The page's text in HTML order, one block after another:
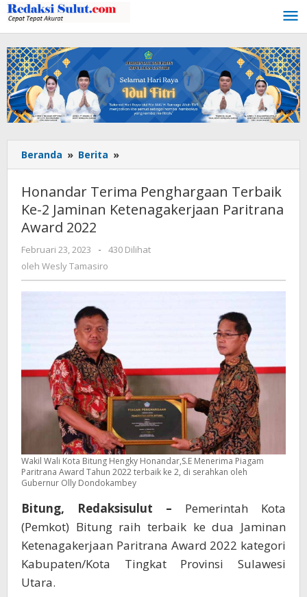
Lewati
ke
konten
Beranda » Berita »
Terima
Penghargaan
Terbaik
Ke-
Ketenagakerjaan
Award
Honandar Terima Penghargaan Terbaik
Ke-2 Jaminan Ketenagakerjaan Paritrana
Award 2022
Februari 23, 2023
oleh
Wesly
-
430 Dilihat
oleh Wesly Tamasiro
Wakil Wali Kota Bitung Hengky Honandar,S.E Menerima Piagam
Paritrana Award Tahun 2022 terbaik ke 2, di serahkan oleh
Gubernur Olly Dondokambey
Bitung, Redaksisulut – Pemerintah Kota
(Pemkot) Bitung raih terbaik ke dua Jaminan
Ketenagakerjaan Paritrana Award 2022 kategori
Kabupaten/Kota Tingkat Provinsi Sulawesi
Utara.